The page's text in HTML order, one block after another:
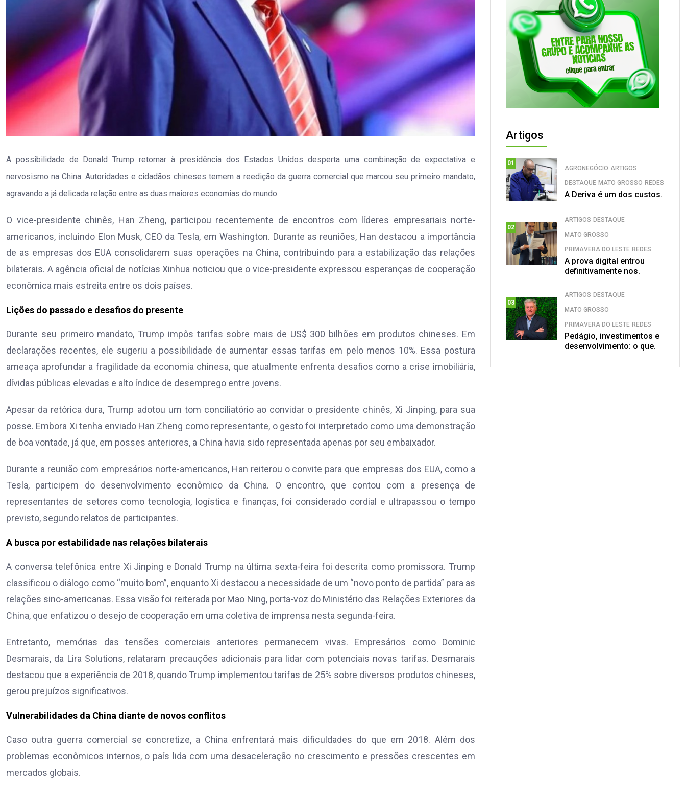
A possibilidade de Donald Trump retornar à presidência dos Estados Unidos desperta uma combinação de expectativa e
nervosismo na China. Autoridades e cidadãos chineses temem a reedição da guerra comercial que marcou seu primeiro mandato,
agravando a já delicada relação entre as duas maiores economias do mundo.
O vice-presidente chinês, Han Zheng, participou recentemente de encontros com líderes empresariais norte-
americanos, incluindo Elon Musk, CEO da Tesla, em Washington. Durante as reuniões, Han destacou a importância
de as empresas dos EUA consolidarem suas operações na China, contribuindo para a estabilização das relações
bilaterais. A agência oficial de notícias Xinhua noticiou que o vice-presidente expressou esperanças de cooperação
econômica mais estreita entre os dois países.
Lições do passado e desafios do presente
Durante seu primeiro mandato, Trump impôs tarifas sobre mais de US$ 300 bilhões em produtos chineses. Em
declarações recentes, ele sugeriu a possibilidade de aumentar essas tarifas em pelo menos 10%. Essa postura
ameaça aprofundar a fragilidade da economia chinesa, que atualmente enfrenta desafios como a crise imobiliária,
dívidas públicas elevadas e alto índice de desemprego entre jovens.
Apesar da retórica dura, Trump adotou um tom conciliatório ao convidar o presidente chinês, Xi Jinping, para sua
posse. Embora Xi tenha enviado Han Zheng como representante, o gesto foi interpretado como uma demonstração
de boa vontade, já que, em posses anteriores, a China havia sido representada apenas por seu embaixador.
Durante a reunião com empresários norte-americanos, Han reiterou o convite para que empresas dos EUA, como a
Tesla, participem do desenvolvimento econômico da China. O encontro, que contou com a presença de
representantes de setores como tecnologia, logística e finanças, foi considerado cordial e ultrapassou o tempo
previsto, segundo relatos de participantes.
A busca por estabilidade nas relações bilaterais
A conversa telefônica entre Xi Jinping e Donald Trump na última sexta-feira foi descrita como promissora. Trump
classificou o diálogo como “muito bom”, enquanto Xi destacou a necessidade de um “novo ponto de partida” para as
relações sino-americanas. Essa visão foi reiterada por Mao Ning, porta-voz do Ministério das Relações Exteriores da
China, que enfatizou o desejo de cooperação em uma coletiva de imprensa nesta segunda-feira.
Entretanto, memórias das tensões comerciais anteriores permanecem vivas. Empresários como Dominic
Desmarais, da Lira Solutions, relataram precauções adicionais para lidar com potenciais novas tarifas. Desmarais
destacou que a experiência de 2018, quando Trump implementou tarifas de 25% sobre diversos produtos chineses,
gerou prejuízos significativos.
Vulnerabilidades da China diante de novos conflitos
Caso outra guerra comercial se concretize, a China enfrentará mais dificuldades do que em 2018. Além dos
problemas econômicos internos, o país lida com uma desaceleração no crescimento e pressões crescentes em
mercados globais.
Artigos
01
AGRONEGÓCIO ARTIGOS
DESTAQUE MATO GROSSO REDES
A Deriva é um dos custos.
02
ARTIGOS DESTAQUE
MATO GROSSO
PRIMAVERA DO LESTE REDES
A prova digital entrou
definitivamente nos.
03
ARTIGOS DESTAQUE
MATO GROSSO
PRIMAVERA DO LESTE REDES
Pedágio, investimentos e
desenvolvimento: o que.